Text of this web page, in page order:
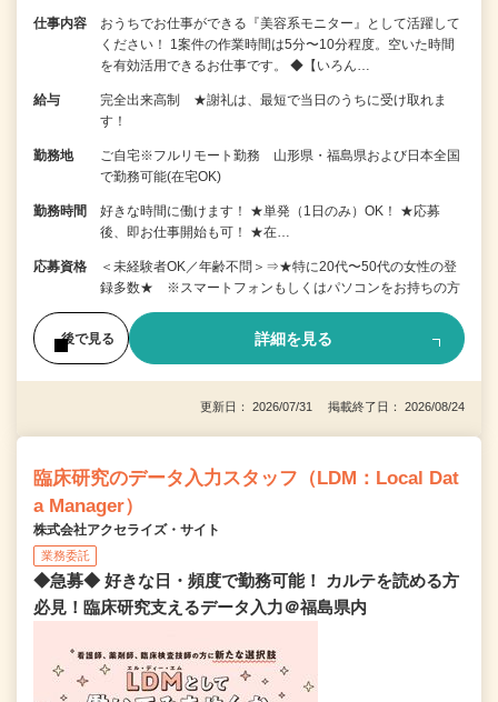
仕事内容
おうちでお仕事ができる『美容系モニター』として活躍して
ください！ 1案件の作業時間は5分〜10分程度。空いた時間
を有効活用できるお仕事です。 ◆【いろん…
給与
完全出来高制 ★謝礼は、最短で当日のうちに受け取れま
す！
勤務地
ご自宅※フルリモート勤務 山形県・福島県および日本全国
で勤務可能(在宅OK)
勤務時間
好きな時間に働けます！ ★単発（1日のみ）OK！ ★応募
後、即お仕事開始も可！ ★在…
応募資格
＜未経験者OK／年齢不問＞⇒★特に20代〜50代の女性の登
録多数★ ※スマートフォンもしくはパソコンをお持ちの方
後で見る 詳細を見る
更新日： 2026/07/31 掲載終了日： 2026/08/24
臨床研究のデータ入力スタッフ（LDM：Local Dat
a Manager）
株式会社アクセライズ・サイト
業務委託
◆急募◆ 好きな日・頻度で勤務可能！ カルテを読める方
必見！臨床研究支えるデータ入力＠福島県内